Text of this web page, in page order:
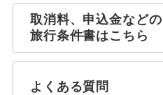
取消料、申込金などの
旅行条件書はこちら
よくある質問